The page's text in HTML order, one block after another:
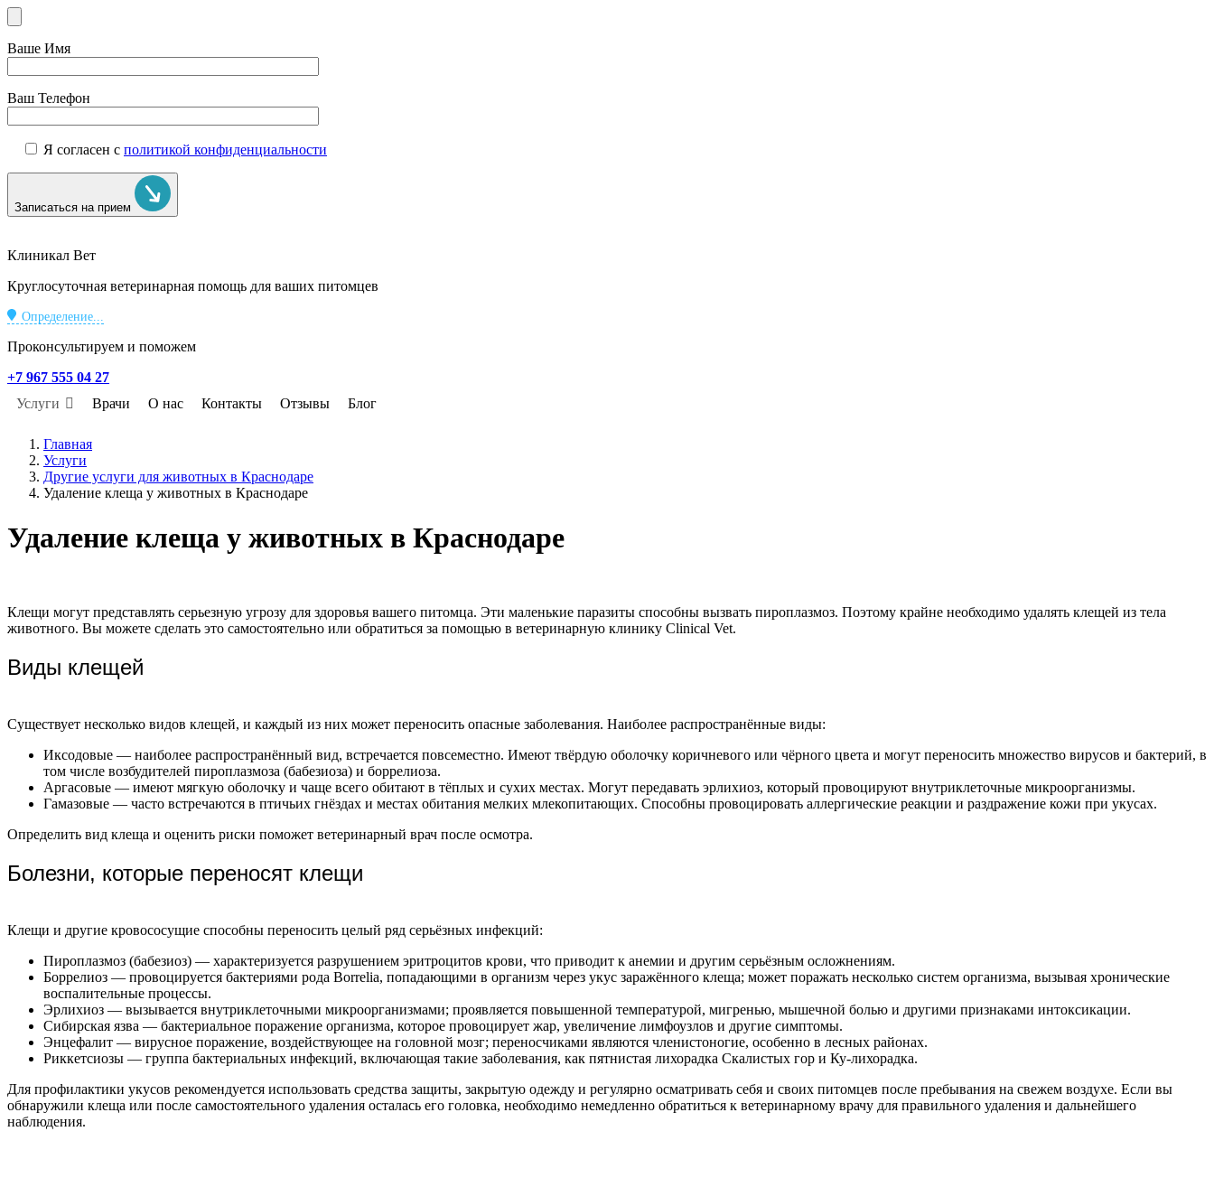
Ваше Имя
Ваш Телефон
Я согласен с политикой конфиденциальности
Записаться на прием
Клиникал Вет
Круглосуточная ветеринарная помощь для ваших питомцев
Определение...
Проконсультируем и поможем
+7 967 555 04 27
Услуги
Врачи О нас Контакты Отзывы Блог
Главная
Услуги
Другие услуги для животных в Краснодаре
Удаление клеща у животных в Краснодаре
Удаление клеща у животных в Краснодаре
Клещи могут представлять серьезную угрозу для здоровья вашего питомца. Эти маленькие паразиты способны вызвать пироплазмоз. Поэтому крайне необходимо удалять клещей из тела
животного. Вы можете сделать это самостоятельно или обратиться за помощью в ветеринарную клинику Clinical Vet.
Виды клещей
Существует несколько видов клещей, и каждый из них может переносить опасные заболевания. Наиболее распространённые виды:
Иксодовые — наиболее распространённый вид, встречается повсеместно. Имеют твёрдую оболочку коричневого или чёрного цвета и могут переносить множество вирусов и бактерий, в
том числе возбудителей пироплазмоза (бабезиоза) и боррелиоза.
Аргасовые — имеют мягкую оболочку и чаще всего обитают в тёплых и сухих местах. Могут передавать эрлихиоз, который провоцируют внутриклеточные микроорганизмы.
Гамазовые — часто встречаются в птичьих гнёздах и местах обитания мелких млекопитающих. Способны провоцировать аллергические реакции и раздражение кожи при укусах.
Определить вид клеща и оценить риски поможет ветеринарный врач после осмотра.
Болезни, которые переносят клещи
Клещи и другие кровососущие способны переносить целый ряд серьёзных инфекций:
Пироплазмоз (бабезиоз) — характеризуется разрушением эритроцитов крови, что приводит к анемии и другим серьёзным осложнениям.
Боррелиоз — провоцируется бактериями рода Borrelia, попадающими в организм через укус заражённого клеща; может поражать несколько систем организма, вызывая хронические
воспалительные процессы.
Эрлихиоз — вызывается внутриклеточными микроорганизмами; проявляется повышенной температурой, мигренью, мышечной болью и другими признаками интоксикации.
Сибирская язва — бактериальное поражение организма, которое провоцирует жар, увеличение лимфоузлов и другие симптомы.
Энцефалит — вирусное поражение, воздействующее на головной мозг; переносчиками являются членистоногие, особенно в лесных районах.
Риккетсиозы — группа бактериальных инфекций, включающая такие заболевания, как пятнистая лихорадка Скалистых гор и Ку-лихорадка.
Для профилактики укусов рекомендуется использовать средства защиты, закрытую одежду и регулярно осматривать себя и своих питомцев после пребывания на свежем воздухе. Если вы
обнаружили клеща или после самостоятельного удаления осталась его головка, необходимо немедленно обратиться к ветеринарному врачу для правильного удаления и дальнейшего
наблюдения.